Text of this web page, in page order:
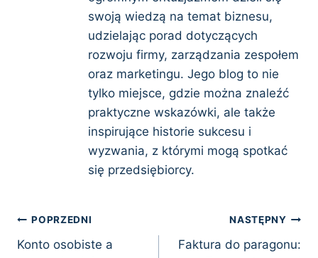
swoją wiedzą na temat biznesu,
udzielając porad dotyczących
rozwoju firmy, zarządzania zespołem
oraz marketingu. Jego blog to nie
tylko miejsce, gdzie można znaleźć
praktyczne wskazówki, ale także
inspirujące historie sukcesu i
wyzwania, z którymi mogą spotkać
się przedsiębiorcy.
Nawigacja
POPRZEDNI
Konto osobiste a
NASTĘPNY
Faktura do paragonu: